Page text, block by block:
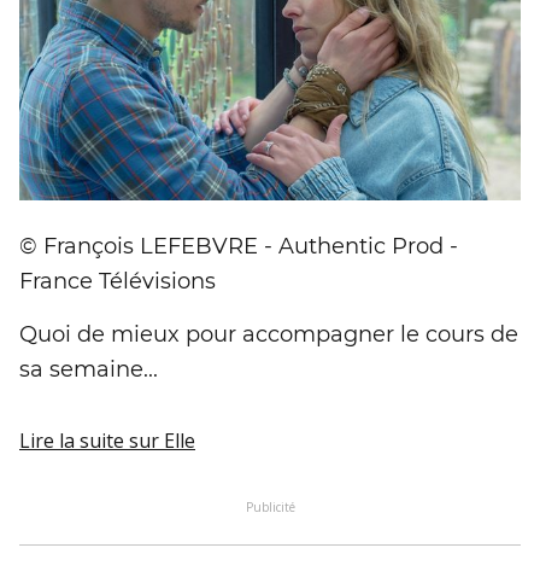
© François LEFEBVRE - Authentic Prod -
France Télévisions
Quoi de mieux pour accompagner le cours de
sa semaine...
Lire la suite sur Elle
Publicité